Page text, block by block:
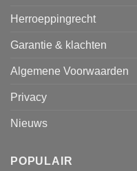
Herroeppingrecht
Garantie & klachten
Algemene Voorwaarden
Privacy
Nieuws
POPULAIR